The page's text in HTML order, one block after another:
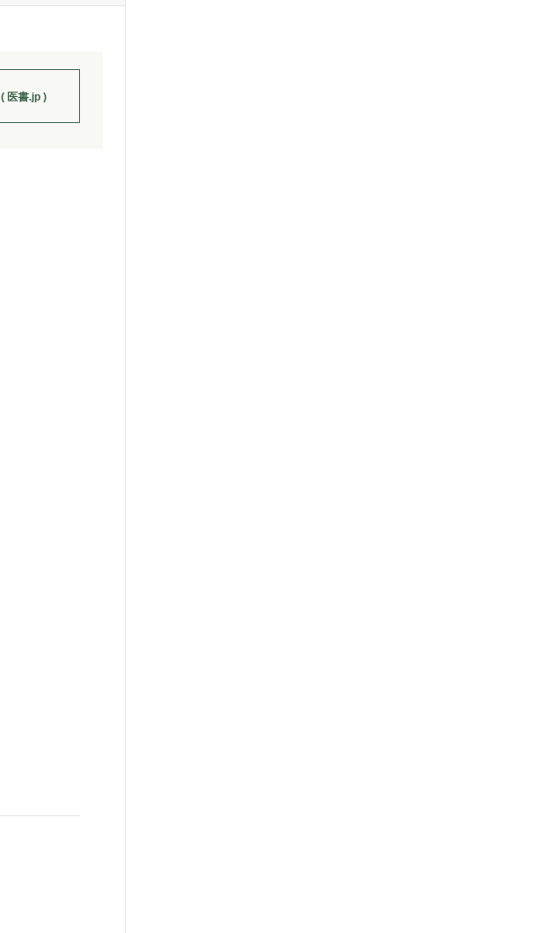
( 医書.jp )